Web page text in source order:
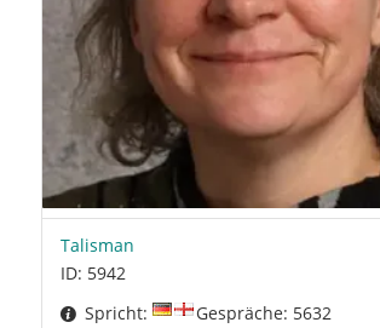
Talisman
ID: 5942
Spricht:
Gespräche: 5632